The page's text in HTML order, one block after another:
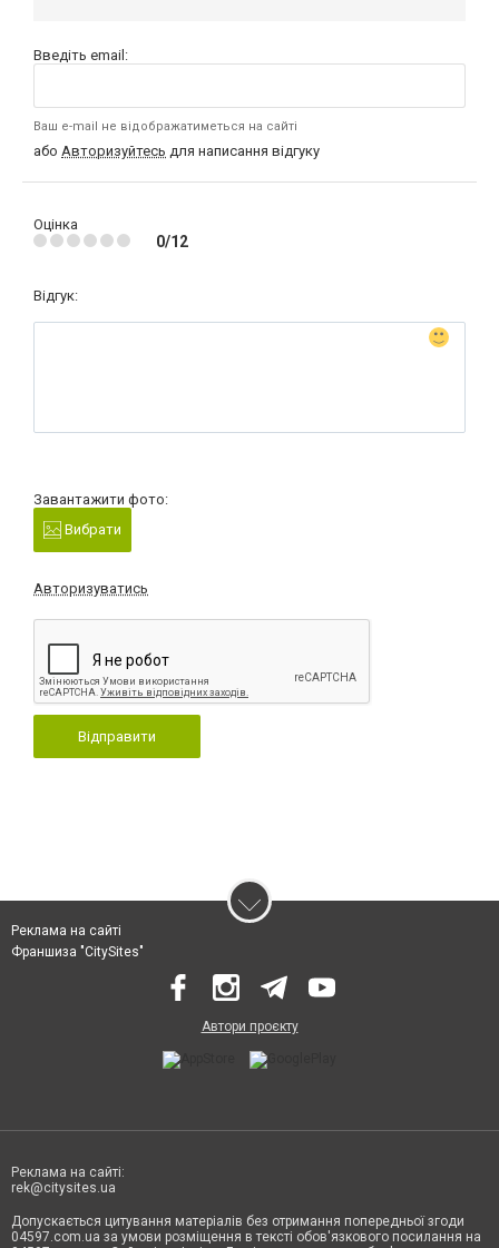
Введіть email:
Ваш e-mail не відображатиметься на сайті
або Авторизуйтесь для написання відгуку
Оцінка
0/12
Відгук:
Завантажити фото:
Вибрати
Авторизуватись
Відправити
Реклама на сайті
Франшиза "CitySites"
Автори проєкту
Реклама на сайті:
rek@citysites.ua
Допускається цитування матеріалів без отримання попередньої згоди
04597.com.ua за умови розміщення в тексті обов'язкового посилання на